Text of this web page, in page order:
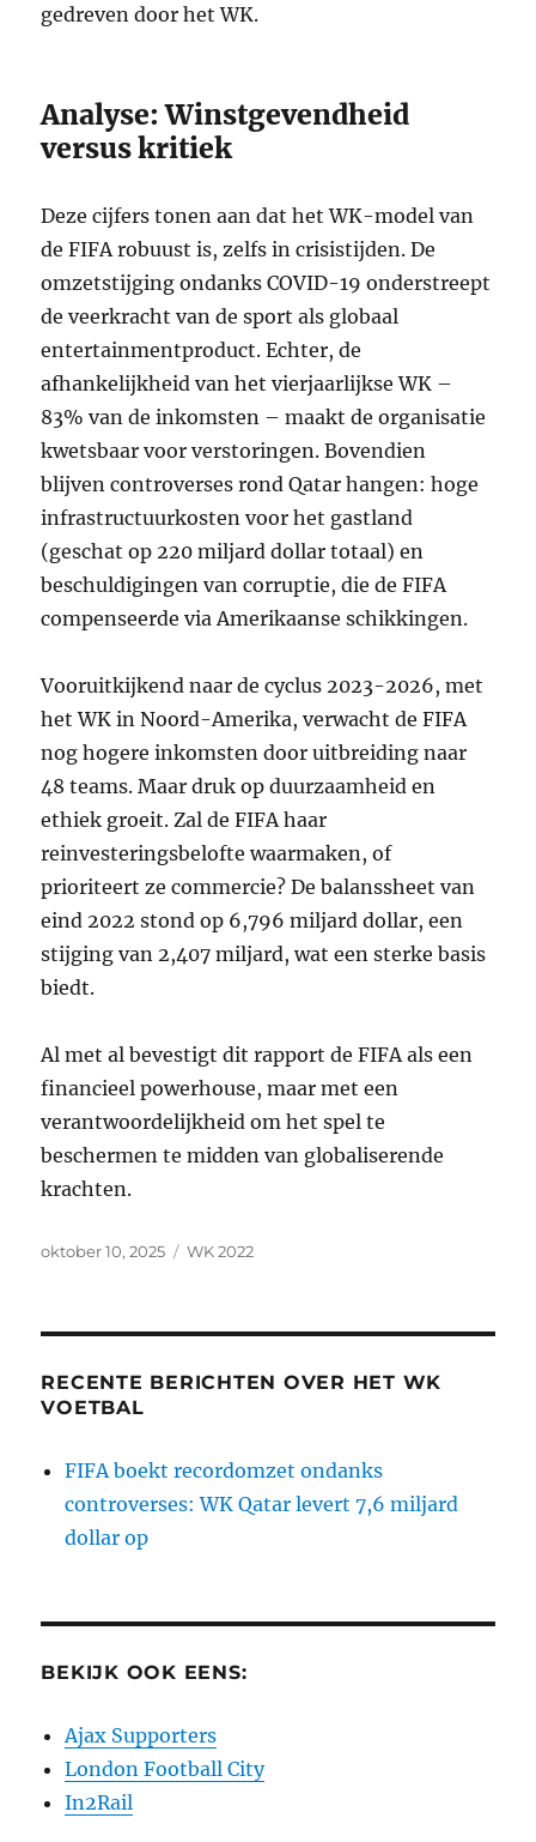
gedreven door het WK.
Analyse: Winstgevendheid
versus kritiek
Deze cijfers tonen aan dat het WK-model van
de FIFA robuust is, zelfs in crisistijden. De
omzetstijging ondanks COVID-19 onderstreept
de veerkracht van de sport als globaal
entertainmentproduct. Echter, de
afhankelijkheid van het vierjaarlijkse WK –
83% van de inkomsten – maakt de organisatie
kwetsbaar voor verstoringen. Bovendien
blijven controverses rond Qatar hangen: hoge
infrastructuurkosten voor het gastland
(geschat op 220 miljard dollar totaal) en
beschuldigingen van corruptie, die de FIFA
compenseerde via Amerikaanse schikkingen.
Vooruitkijkend naar de cyclus 2023-2026, met
het WK in Noord-Amerika, verwacht de FIFA
nog hogere inkomsten door uitbreiding naar
48 teams. Maar druk op duurzaamheid en
ethiek groeit. Zal de FIFA haar
reinvesteringsbelofte waarmaken, of
prioriteert ze commercie? De balanssheet van
eind 2022 stond op 6,796 miljard dollar, een
stijging van 2,407 miljard, wat een sterke basis
biedt.
Al met al bevestigt dit rapport de FIFA als een
financieel powerhouse, maar met een
verantwoordelijkheid om het spel te
beschermen te midden van globaliserende
krachten.
Gepubliceerd
oktober 10, 2025 Tags
WK 2022
RECENTE BERICHTEN OVER HET WK
VOETBAL
FIFA boekt recordomzet ondanks
controverses: WK Qatar levert 7,6 miljard
dollar op
BEKIJK OOK EENS:
Ajax Supporters
London Football City
In2Rail